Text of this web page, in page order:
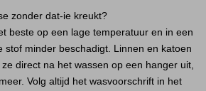
zonder dat-ie kreukt?
beste op een lage temperatuur en in een
stof minder beschadigt. Linnen en katoen
direct na het wassen op een hanger uit,
Volg altijd het wasvoorschrift in het